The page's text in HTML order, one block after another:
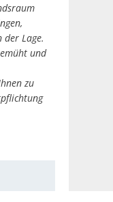
Lage.
und
zu